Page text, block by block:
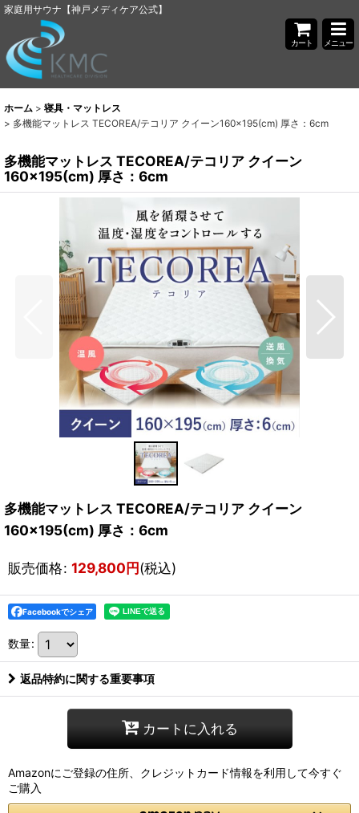
家庭用サウナ【神戸メディケア公式】
カート メニュー
ホーム > 寝具・マットレス
> 多機能マットレス TECOREA/テコリア クイーン160×195(cm) 厚さ：6cm
多機能マットレス TECOREA/テコリア クイーン
160×195(cm) 厚さ：6cm
多機能マットレス TECOREA/テコリア クイーン
160×195(cm) 厚さ：6cm
販売価格: 129,800円(税込)
Facebookでシェア
数量:
返品特約に関する重要事項
カートに入れる
Amazonにご登録の住所、クレジットカード情報を利用して今すぐ
ご購入